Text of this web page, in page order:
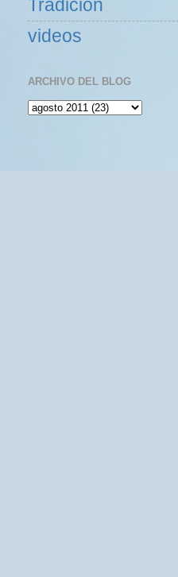
Tradición
videos
ARCHIVO DEL BLOG